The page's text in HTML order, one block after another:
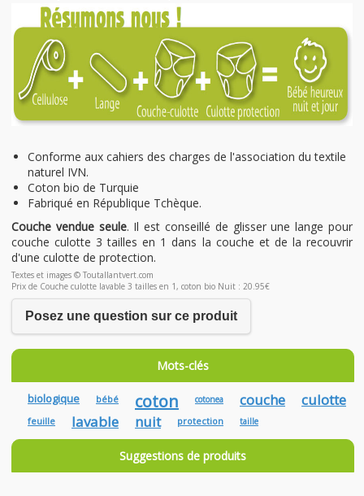
Conforme aux cahiers des charges de l'association du textile
naturel IVN.
Coton bio de Turquie
Fabriqué en République Tchèque.
Couche vendue seule. Il est conseillé de glisser une lange pour
couche culotte 3 tailles en 1 dans la couche et de la recouvrir
d'une culotte de protection.
Textes et images © Toutallantvert.com
Prix de Couche culotte lavable 3 tailles en 1, coton bio Nuit : 20.95€
Posez une question sur ce produit
Mots-clés
biologique bébé coton cotonea couche culotte
feuille lavable nuit protection taille
Suggestions de produits